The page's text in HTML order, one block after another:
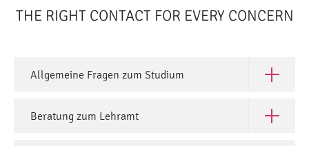
THE RIGHT CONTACT FOR EVERY CONCERN
Allgemeine Fragen zum Studium Open
Beratung zum Lehramt Open